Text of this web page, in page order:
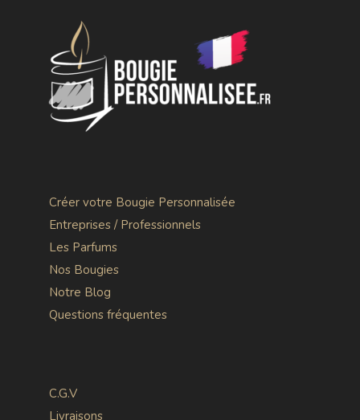
Créer votre Bougie Personnalisée
Entreprises / Professionnels
Les Parfums
Nos Bougies
Notre Blog
Questions fréquentes
C.G.V
Livraisons